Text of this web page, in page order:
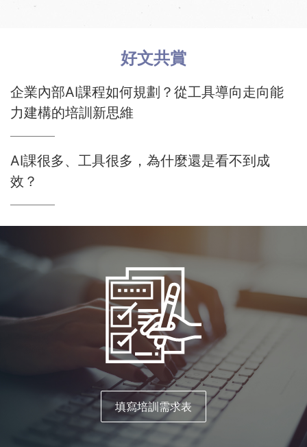
好文共賞
企業內部AI課程如何規劃？從工具導向走向能
力建構的培訓新思維
AI課很多、工具很多，為什麼還是看不到成
效？
填寫培訓需求表